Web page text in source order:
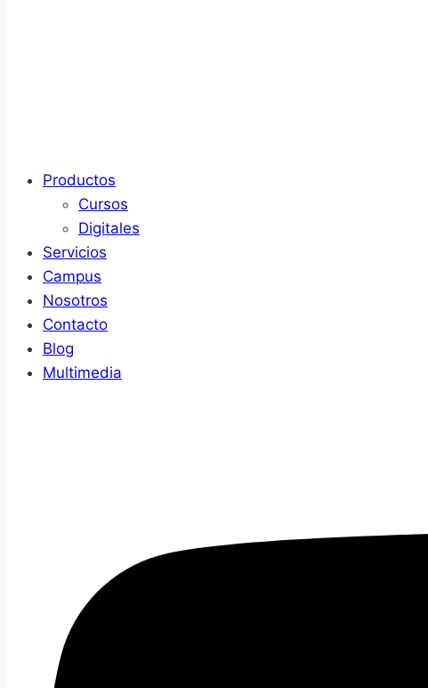
Productos
Cursos
Digitales
Servicios
Campus
Nosotros
Contacto
Blog
Multimedia